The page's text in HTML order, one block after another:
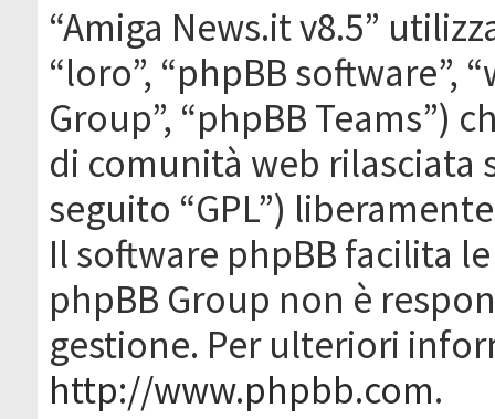
“Amiga News.it v8.5”
“loro”, “phpBB software”,
Group”, “phpBB Teams”)
di comunità web rilasciata
seguito “GPL”)
Il software phpBB facilita
phpBB Group non è
gestione. Per ulteriori
http://www.phpbb.com.